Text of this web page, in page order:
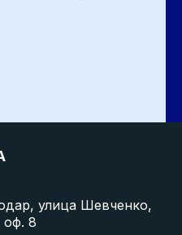
улица Шевченко,
оф. 8